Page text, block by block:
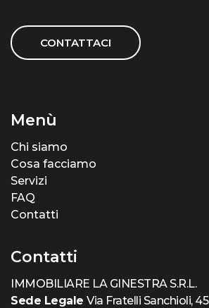
CONTATTACI
Menù
Chi siamo
Cosa facciamo
Servizi
FAQ
Contatti
Contatti
IMMOBILIARE LA GINESTRA S.R.L.
Sede Legale Via Fratelli Sanchioli, 45